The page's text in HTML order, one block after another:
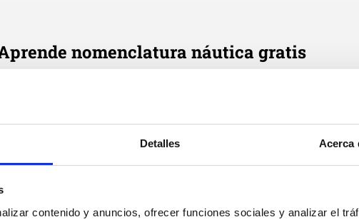
Detalles Acerca
contenido y anuncios, ofrecer funciones sociales y analizar el
nomenclatura náutica gratis
Email*